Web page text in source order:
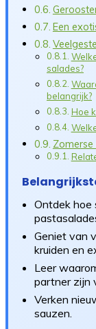
Een
salades?
belangrijk?
Hoe
Ontdek hoe
Geniet van
kruiden en
Leer
partner zijn
Verken
sauzen.